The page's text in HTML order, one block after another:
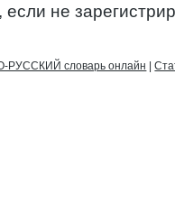
, если не
словарь онлайн |